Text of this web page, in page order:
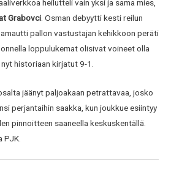
heilutteli vain yksi ja sama mies,
Grabovci . Osman debyytti kesti reilun
pallon vastustajan kehikkoon peräti
loppulukemat olisivat voineet olla
historiaan kirjatut 9-1.
jäänyt paljoakaan petrattavaa, josko
perjantaihin saakka, kun joukkue esiintyy
pinnoitteen saaneella keskuskentällä.
PJK.